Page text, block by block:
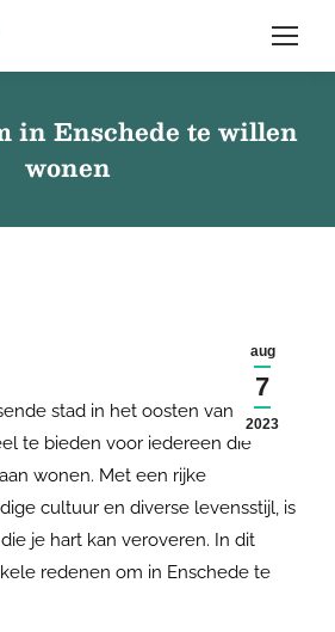
in Enschede te willen
wonen
aug
7
2023
stad in het oosten van
te bieden voor iedereen die
wonen. Met een rijke
cultuur en diverse levensstijl, is
je hart kan veroveren. In dit
redenen om in Enschede te